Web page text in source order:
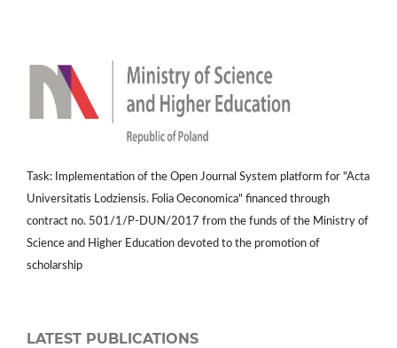
Task: Implementation of the Open Journal System platform for "Acta
Universitatis Lodziensis. Folia Oeconomica" financed through
contract no. 501/1/P-DUN/2017 from the funds of the Ministry of
Science and Higher Education devoted to the promotion of
scholarship
LATEST PUBLICATIONS